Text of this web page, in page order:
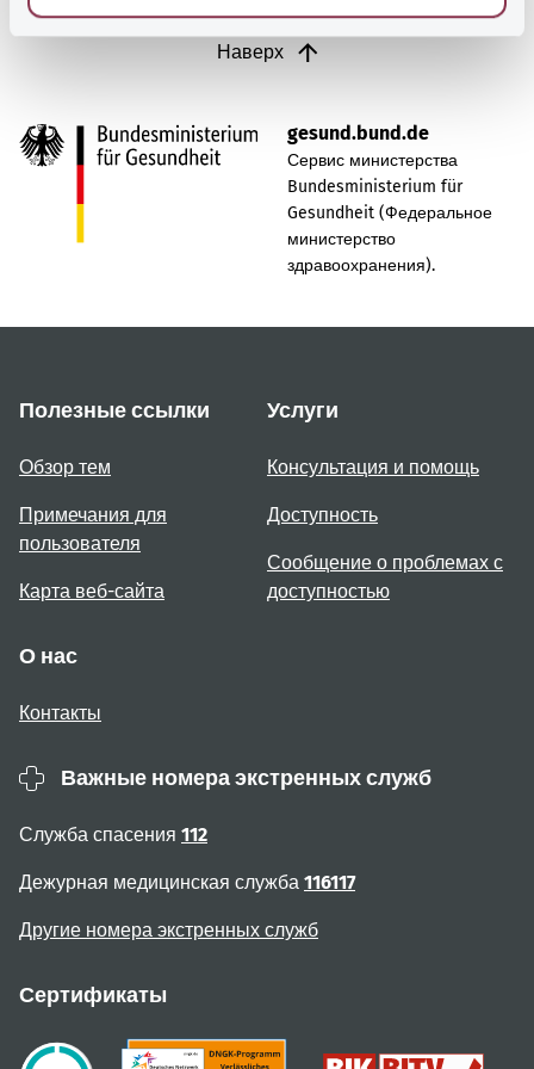
Наверх
gesund.bund.de
Сервис министерства
Bundesministerium für
Gesundheit (Федеральное
министерство
здравоохранения).
Полезные ссылки
Обзор тем
Примечания для
пользователя
Карта веб-сайта
Услуги
Консультация и помощь
Доступность
Сообщение о проблемах с
доступностью
О нас
Контакты
Важные номера экстренных служб
Служба спасения 112
Дежурная медицинская служба 116117
Другие номера экстренных служб
Сертификаты